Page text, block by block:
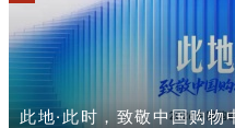
此地·此时，致敬中国购物